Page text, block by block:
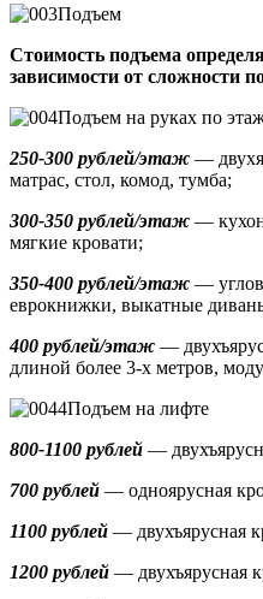
Подъем
Стоимость подъема
зависимости от сложности
Подъем на руках по
250-300 рублей/этаж —
матрас, стол, комод, тумба;
300-350 рублей/этаж —
мягкие кровати;
350-400 рублей/этаж —
еврокнижки, выкатные
400 рублей/этаж —
длиной более 3-х метров,
Подъем на лифте
800-1100 рублей —
700 рублей — одноярусная
1100 рублей — двухъярусная
1200 рублей — двухъярусная